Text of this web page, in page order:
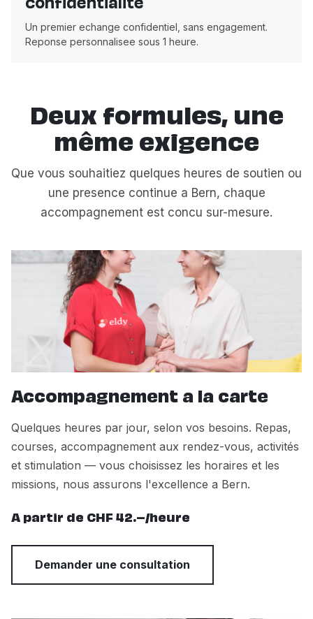
confidentialite
Un premier echange confidentiel, sans engagement.
Reponse personnalisee sous 1 heure.
Deux formules, une
même exigence
Que vous souhaitiez quelques heures de soutien ou
une presence continue a Bern, chaque
accompagnement est concu sur-mesure.
Accompagnement a la carte
Quelques heures par jour, selon vos besoins. Repas,
courses, accompagnement aux rendez-vous, activités
et stimulation — vous choisissez les horaires et les
missions, nous assurons l'excellence a Bern.
A partir de CHF 42.–/heure
Demander une consultation